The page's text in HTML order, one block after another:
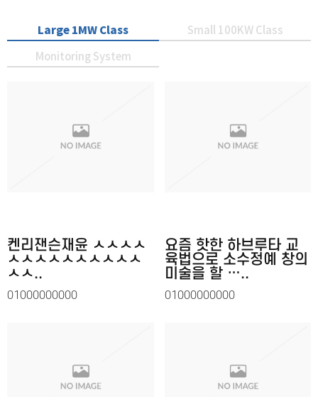
Large 1MW Class Small 100KW Class
Monitoring System
켄리잰슨재윤 ㅅㅅㅅㅅ
ㅅㅅㅅㅅㅅㅅㅅㅅㅅㅅ
ㅅㅅ..
01000000000
요즘 핫한 하브루타 교
육법으로 소수정예 창의
미술을 할 …..
01000000000